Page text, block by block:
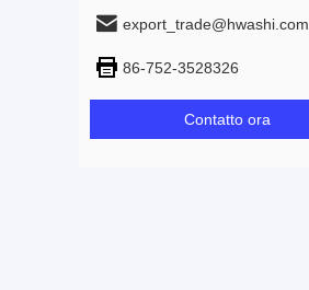
export_trade@hwashi.com
86-752-3528326
Contatto ora